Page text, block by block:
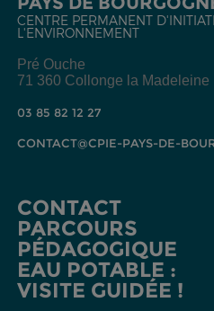
CENTRE PERMANENT
L'ENVIRONNEMENT
Pré Ouche
71 360 Collonge la Madeleine
03 85 82 12 27
CONTACT@CPIE-PAYS-DE-
CONTACT
PARCOURS
PÉDAGOGIQUE
EAU POTABLE :
VISITE GUIDÉE !